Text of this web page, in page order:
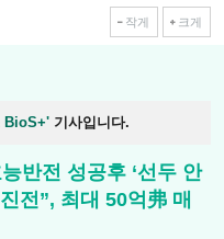
작게 크게
BioS+' 기사입니다.
반전 성공후 ‘선두 안
전”, 최대 50억弗 매